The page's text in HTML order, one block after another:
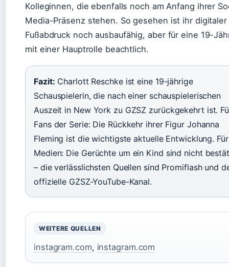
Kolleginnen, die ebenfalls noch am Anfang ihrer
Media-Präsenz stehen. So gesehen ist ihr digitaler
Fußabdruck noch ausbaufähig, aber für eine 19-
mit einer Hauptrolle beachtlich.
Fazit: Charlott Reschke ist eine 19-jährige
Schauspielerin, die nach einer schauspielerischen
Auszeit in New York zu GZSZ zurückgekehrt ist.
Fans der Serie: Die Rückkehr ihrer Figur Johanna
Fleming ist die wichtigste aktuelle Entwicklung. Für
Medien: Die Gerüchte um ein Kind sind nicht
– die verlässlichsten Quellen sind Promiflash und
offizielle GZSZ-YouTube-Kanal.
WEITERE QUELLEN
instagram.com, instagram.com